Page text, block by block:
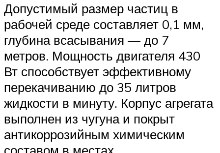
Допустимый размер частиц в
рабочей среде составляет 0,1 мм,
глубина всасывания — до 7
метров. Мощность двигателя 430
Вт способствует эффективному
перекачиванию до 35 литров
жидкости в минуту. Корпус агрегата
выполнен из чугуна и покрыт
антикоррозийным химическим